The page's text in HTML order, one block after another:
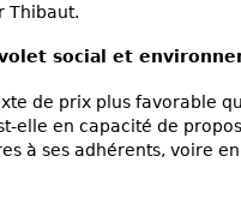
Thibaut.
social et
de prix plus favorable
elle en capacité de
à ses adhérents, voire